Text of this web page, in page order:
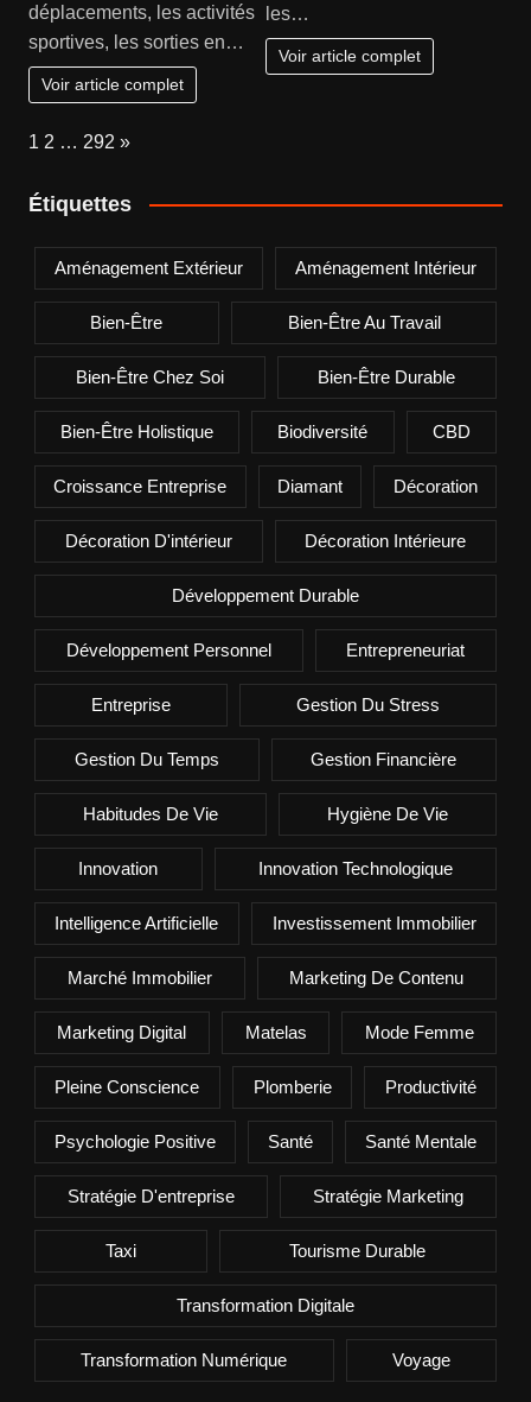
déplacements, les activités
sportives, les sorties en…
Voir article complet
les…
Voir article complet
Page:
1 2 … 292 Next
»
Étiquettes
Aménagement Extérieur Aménagement Intérieur
Bien-Être Bien-Être Au Travail
Bien-Être Chez Soi Bien-Être Durable
Bien-Être Holistique Biodiversité CBD
Croissance Entreprise Diamant Décoration
Décoration D'intérieur Décoration Intérieure
Développement Durable
Développement Personnel Entrepreneuriat
Entreprise Gestion Du Stress
Gestion Du Temps Gestion Financière
Habitudes De Vie Hygiène De Vie
Innovation Innovation Technologique
Intelligence Artificielle Investissement Immobilier
Marché Immobilier Marketing De Contenu
Marketing Digital Matelas Mode Femme
Pleine Conscience Plomberie Productivité
Psychologie Positive Santé Santé Mentale
Stratégie D'entreprise Stratégie Marketing
Taxi Tourisme Durable
Transformation Digitale
Transformation Numérique Voyage